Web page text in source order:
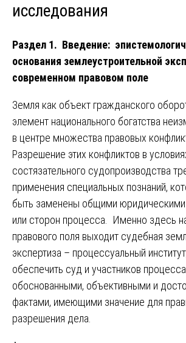
исследования
Раздел 1. Введение:
основания землеустроительной
современном правовом поле
Земля как объект гражданского
элемент национального богатства
в центре множества правовых
Разрешение этих конфликтов в
состязательного судопроизводства
применения специальных познаний,
быть заменены общими юридическими
или сторон процесса. Именно здесь
правового поля выходит судебная
экспертиза – процессуальный
обеспечить суд и участников
обоснованными, объективными и
фактами, имеющими значение для
разрешения дела.